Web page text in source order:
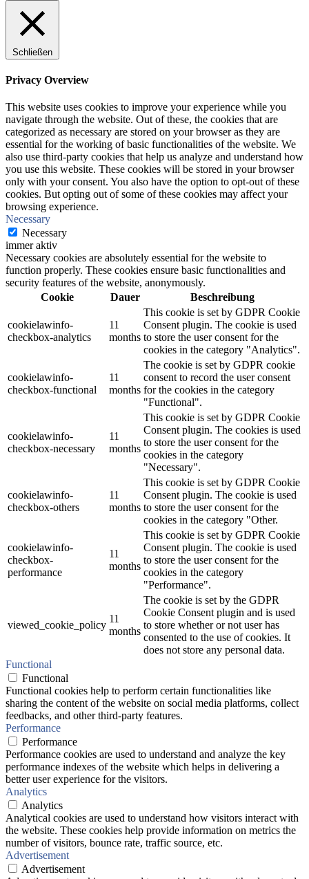
Schließen
Privacy Overview
This website uses cookies to improve your experience while you
navigate through the website. Out of these, the cookies that are
categorized as necessary are stored on your browser as they are
essential for the working of basic functionalities of the website. We
also use third-party cookies that help us analyze and understand how
you use this website. These cookies will be stored in your browser
only with your consent. You also have the option to opt-out of these
cookies. But opting out of some of these cookies may affect your
browsing experience.
Necessary
Necessary
immer aktiv
Necessary cookies are absolutely essential for the website to
function properly. These cookies ensure basic functionalities and
security features of the website, anonymously.
Cookie
Dauer Beschreibung
cookielawinfo-
checkbox-analytics
11
months
This cookie is set by GDPR Cookie
Consent plugin. The cookie is used
to store the user consent for the
cookies in the category "Analytics".
cookielawinfo-
checkbox-functional
11
months
The cookie is set by GDPR cookie
consent to record the user consent
for the cookies in the category
"Functional".
cookielawinfo-
checkbox-necessary
11
months
This cookie is set by GDPR Cookie
Consent plugin. The cookies is used
to store the user consent for the
cookies in the category
"Necessary".
cookielawinfo-
checkbox-others
11
months
This cookie is set by GDPR Cookie
Consent plugin. The cookie is used
to store the user consent for the
cookies in the category "Other.
cookielawinfo-
checkbox-
performance
11
months
This cookie is set by GDPR Cookie
Consent plugin. The cookie is used
to store the user consent for the
cookies in the category
"Performance".
viewed_cookie_policy
11
months
The cookie is set by the GDPR
Cookie Consent plugin and is used
to store whether or not user has
consented to the use of cookies. It
does not store any personal data.
Functional
Functional
Functional cookies help to perform certain functionalities like
sharing the content of the website on social media platforms, collect
feedbacks, and other third-party features.
Performance
Performance
Performance cookies are used to understand and analyze the key
performance indexes of the website which helps in delivering a
better user experience for the visitors.
Analytics
Analytics
Analytical cookies are used to understand how visitors interact with
the website. These cookies help provide information on metrics the
number of visitors, bounce rate, traffic source, etc.
Advertisement
Advertisement